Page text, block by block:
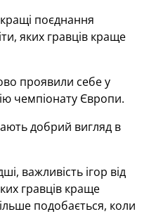
поєднання
яких гравців краще
проявили себе у
чемпіонату Європи.
добрий вигляд в
важливість ігор від
гравців краще
подобається, коли